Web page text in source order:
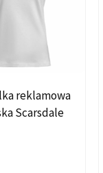
reklamowa
Scarsdale